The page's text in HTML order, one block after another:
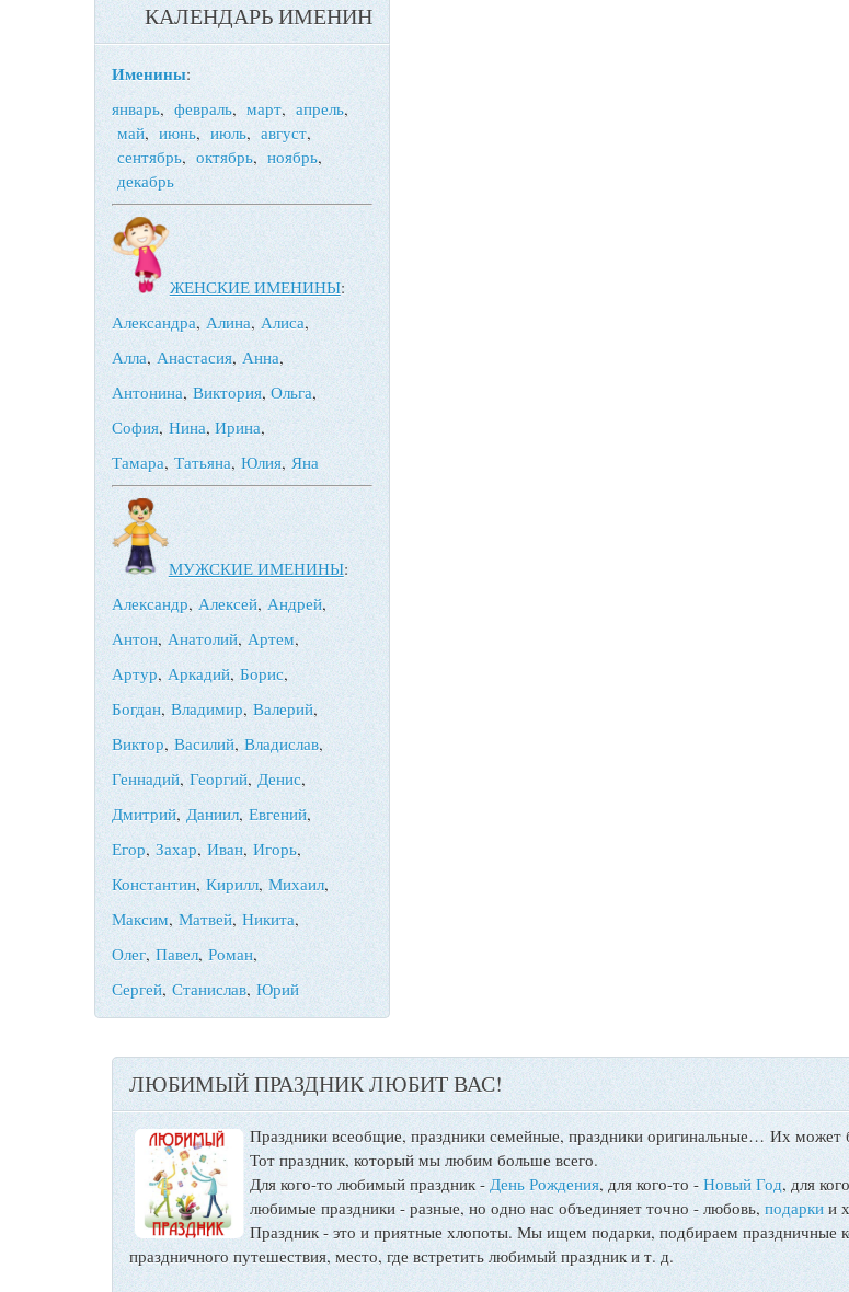
КАЛЕНДАРЬ ИМЕНИН
Именины:
январь,февраль, март, апрель,
май, июнь, июль,август,
сентябрь, октябрь, ноябрь,
декабрь
ЖЕНСКИЕ ИМЕНИНЫ:
Александра, Алина, Алиса,
Алла, Анастасия,Анна,
Антонина,Виктория,Ольга,
София, Нина, Ирина,
Тамара, Татьяна,Юлия, Яна
МУЖСКИЕ ИМЕНИНЫ:
Александр,Алексей,Андрей,
Антон, Анатолий,Артем,
Артур,Аркадий, Борис,
Богдан, Владимир,Валерий,
Виктор,Василий,Владислав,
Геннадий,Георгий, Денис,
Дмитрий,Даниил, Евгений,
Егор, Захар,Иван, Игорь,
Константин, Кирилл,Михаил,
Максим,Матвей, Никита,
Олег,Павел,Роман,
Сергей,Станислав,Юрий
ЛЮБИМЫЙ ПРАЗДНИК ЛЮБИТ ВАС!
Праздники всеобщие, праздники семейные, праздники оригинальные… Их может
Тот праздник, который мы любим больше всего.
Для кого-то любимый праздник -День Рождения, для кого-то - Новый Год, для
любимые праздники - разные, но одно нас объединяет точно - любовь, подарки и
Праздник - это и приятные хлопоты. Мы ищем подарки, подбираем праздничные
праздничного путешествия, место, где встретить любимый праздник и т. д.